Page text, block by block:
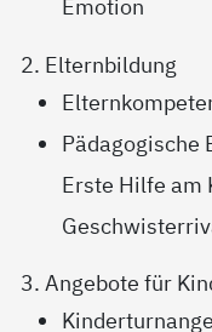
Emotion
2. Elternbildung
Pädagogische
Erste Hilfe am
3. Angebote für